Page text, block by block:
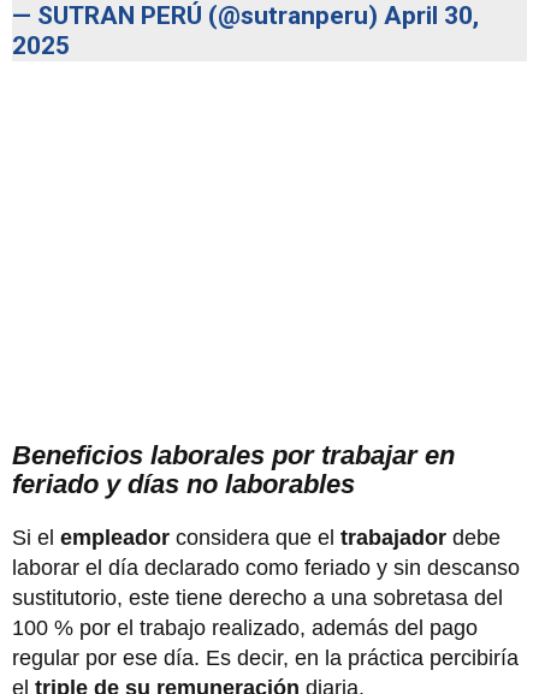
— SUTRAN PERÚ (@sutranperu) April 30,
2025
Beneficios laborales por trabajar en
feriado y días no laborables
Si el empleador considera que el trabajador debe
laborar el día declarado como feriado y sin descanso
sustitutorio, este tiene derecho a una sobretasa del
100 % por el trabajo realizado, además del pago
regular por ese día. Es decir, en la práctica percibiría
el triple de su remuneración diaria.